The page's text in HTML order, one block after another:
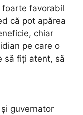
foarte favorabil
că pot apărea
chiar
pe care o
să fiți atent, să
guvernator